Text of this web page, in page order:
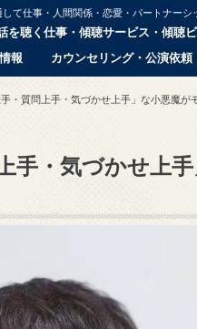
て仕事・人間関係・恋愛・パートナーシ
を聴く仕事・傾聴サービス・傾聴
報
カウンセリング・公演依
手・質問上手・気づかせ上手」な小悪魔が
手・気づかせ上